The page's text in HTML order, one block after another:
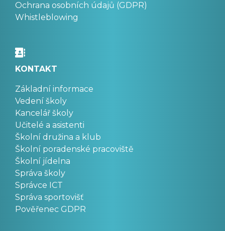
Ochrana osobních údajů (GDPR)
Whistleblowing
KONTAKT
Základní informace
Vedení školy
Kancelář školy
Učitelé a asistenti
Školní družina a klub
Školní poradenské pracoviště
Školní jídelna
Správa školy
Správce ICT
Správa sportovišť
Pověřenec GDPR